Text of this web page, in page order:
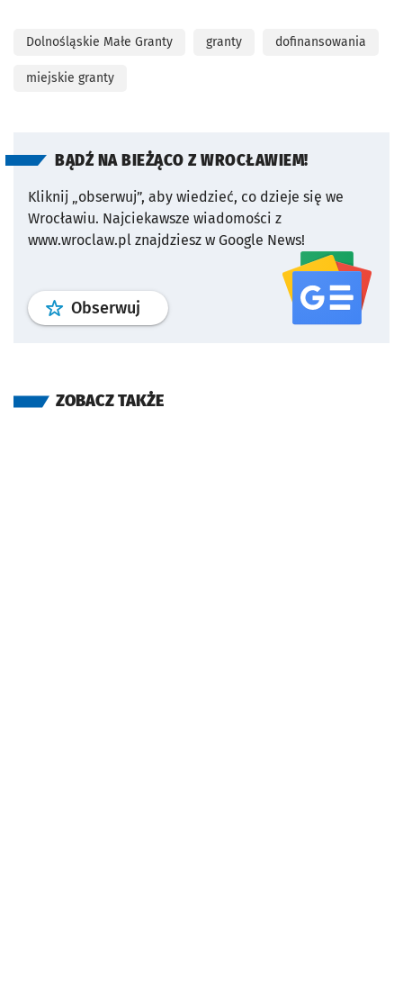
Dolnośląskie Małe Granty granty dofinansowania
miejskie granty
BĄDŹ NA BIEŻĄCO Z WROCŁAWIEM!
Kliknij „obserwuj”, aby wiedzieć, co dzieje się we
Wrocławiu. Najciekawsze wiadomości z
www.wroclaw.pl znajdziesz w Google News!
Obserwuj profil serwisu
ZOBACZ TAKŻE